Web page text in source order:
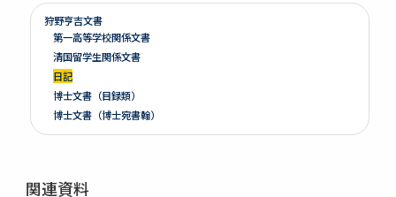
狩野亨吉文書
第一高等学校関係文書
清国留学生関係文書
日記
博士文書（目録類）
博士文書（博士宛書翰）
関連資料